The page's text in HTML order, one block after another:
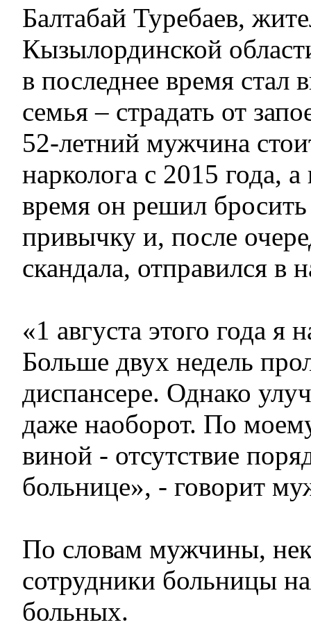
Балтабай Туребаев,
Кызылординской
в последнее время стал
семья – страдать от
52-летний мужчина
нарколога с 2015 года, а
время он решил
привычку и, после
скандала, отправился в
«1 августа этого года я
Больше двух недель
диспансере. Однако
даже наоборот. По
виной - отсутствие
больнице», - говорит
По словам мужчины,
сотрудники больницы
больных.